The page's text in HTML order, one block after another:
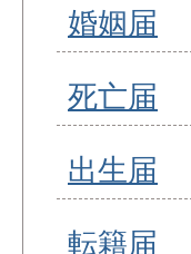
婚姻届
死亡届
出生届
転籍届